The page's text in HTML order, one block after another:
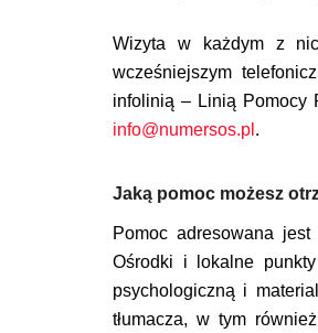
Wizyta w każdym z
wcześniejszym
infolinią – Linią Pomocy
info@numersos.pl .
Jaką pomoc możesz
Pomoc adresowana
Ośrodki i lokalne
psychologiczną i
tłumacza, w tym